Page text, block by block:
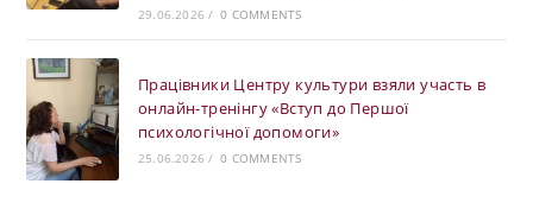
29.06.2026 / 0 COMMENTS
Працівники Центру культури взяли участь в
онлайн-тренінгу «Вступ до Першої
психологічної допомоги»
25.06.2026 / 0 COMMENTS